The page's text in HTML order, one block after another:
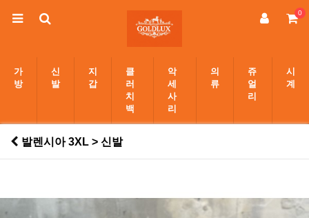
0
가
방
신
발
지
갑
클
러
치
백
악
세
사
리
의
류
쥬
얼
리
시
계
발렌시아 3XL > 신발